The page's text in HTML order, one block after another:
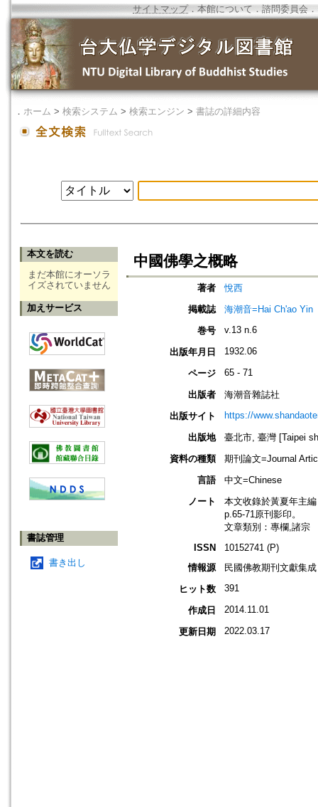
サイトマップ．本館について ． 諮問委員会 ．
． ホーム > 検索システム > 検索エンジン > 書誌の詳細内容
本文を読む
まだ本館にオーソラ
イズされていません
加えサービス
書誌管理
書き出し
中國佛學之概略
著者
悅西
掲載誌
海潮音=Hai Ch'ao Yin
巻号
v.13 n.6
出版年月日 1932.06
ページ 65 - 71
出版者
海潮音雜誌社
出版サイト
https://
出版地
臺北市, 臺灣 [Taipei
資料の種類
期刊論文=Journal
言語
中文=Chinese
ノート
本文收錄於黃夏年主
p.65-71原刊影印。
文章類別：專欄,諸宗
ISSN
10152741 (P)
情報源
民國佛教期刊文獻集
ヒット数
391
作成日 2014.11.01
更新日期 2022.03.17